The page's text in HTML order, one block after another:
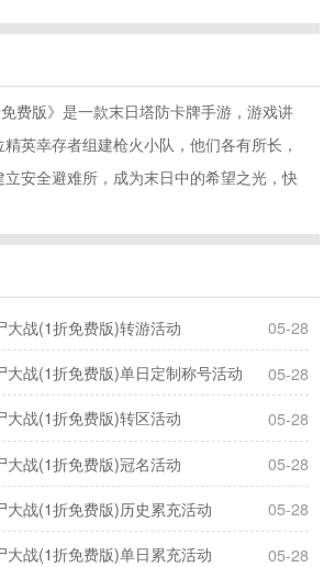
免费版》是一款末日塔防卡牌手游，游戏讲
英幸存者组建枪火小队，他们各有所长，
安全避难所，成为末日中的希望之光，快
大战(1折免费版)转游活动
05-28
大战(1折免费版)单日定制称号活动
05-28
大战(1折免费版)转区活动
05-28
大战(1折免费版)冠名活动
05-28
大战(1折免费版)历史累充活动
05-28
大战(1折免费版)单日累充活动 05-28